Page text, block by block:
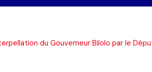
du Gouverneur Bilolo par le